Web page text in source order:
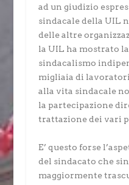
ad un giudizio
sindacale della UIL
delle altre
la UIL ha mostrato
sindacalismo
migliaia di lavoratori
alla vita sindacale
la partecipazione
trattazione dei vari
E’ questo forse
del sindacato che
maggiormente